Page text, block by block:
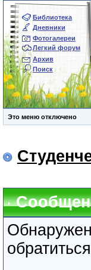
Библиотека
Дневники
Фотогалереи
Легкий форум
Архив
Поиск
Это меню отключено